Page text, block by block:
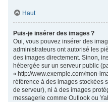
Haut
Puis-je insérer des images ?
Oui, vous pouvez insérer des
administrateurs ont autorisé les
des images directement. Sinon,
hébergée sur un serveur public
« http://www.exemple.com/mon-
référence à des images stockées
de serveur), ni à des images
messagerie comme Outlook ou